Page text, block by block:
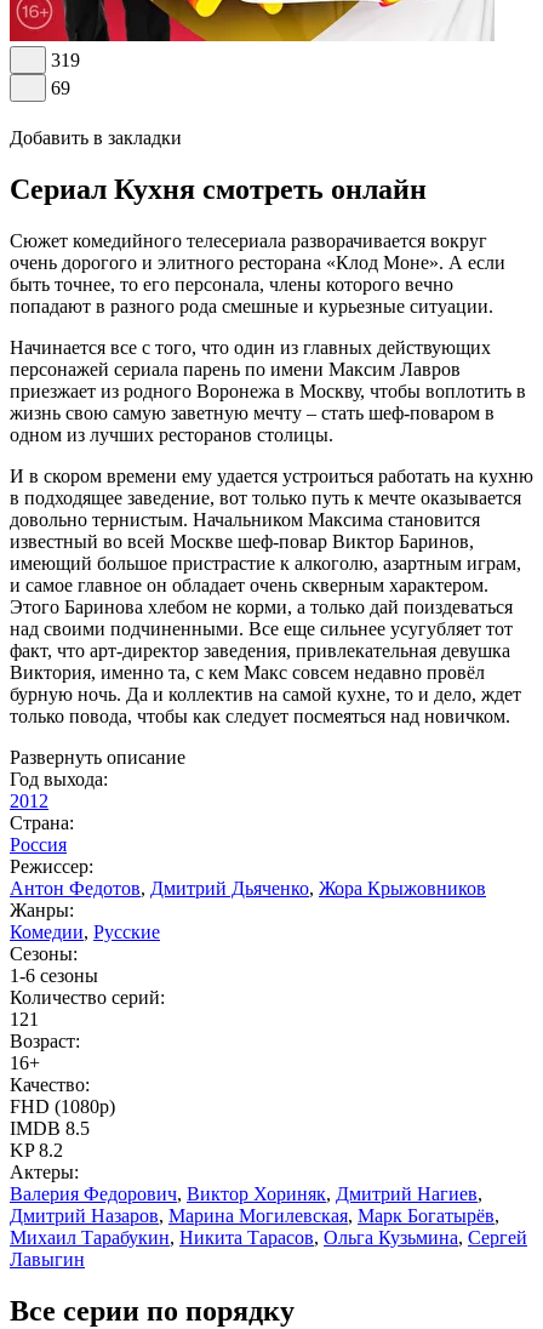
319
69
Добавить в закладки
Сериал Кухня смотреть онлайн
Сюжет комедийного телесериала разворачивается вокруг
очень дорогого и элитного ресторана «Клод Моне». А если
быть точнее, то его персонала, члены которого вечно
попадают в разного рода смешные и курьезные ситуации.
Начинается все с того, что один из главных действующих
персонажей сериала парень по имени Максим Лавров
приезжает из родного Воронежа в Москву, чтобы воплотить в
жизнь свою самую заветную мечту – стать шеф-поваром в
одном из лучших ресторанов столицы.
И в скором времени ему удается устроиться работать на кухню
в подходящее заведение, вот только путь к мечте оказывается
довольно тернистым. Начальником Максима становится
известный во всей Москве шеф-повар Виктор Баринов,
имеющий большое пристрастие к алкоголю, азартным играм,
и самое главное он обладает очень скверным характером.
Этого Баринова хлебом не корми, а только дай поиздеваться
над своими подчиненными. Все еще сильнее усугубляет тот
факт, что арт-директор заведения, привлекательная девушка
Виктория, именно та, с кем Макс совсем недавно провёл
бурную ночь. Да и коллектив на самой кухне, то и дело, ждет
только повода, чтобы как следует посмеяться над новичком.
Развернуть описание
Год выхода:
2012
Страна:
Россия
Режиссер:
Антон Федотов, Дмитрий Дьяченко, Жора Крыжовников
Жанры:
Комедии, Русские
Сезоны:
1-6 сезоны
Количество серий:
121
Возраст:
16+
Качество:
FHD (1080p)
IMDB 8.5
KP8.2
Актеры:
Валерия Федорович, Виктор Хориняк, Дмитрий Нагиев,
Дмитрий Назаров, Марина Могилевская, Марк Богатырёв,
Михаил Тарабукин, Никита Тарасов, Ольга Кузьмина, Сергей
Лавыгин
Все серии по порядку